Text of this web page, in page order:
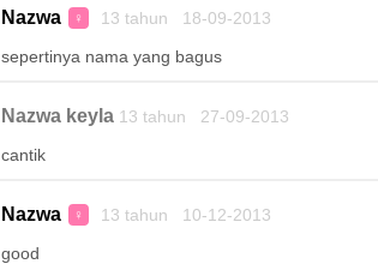
Nazwa ♀ 13 tahun 18-09-2013
sepertinya nama yang bagus
Nazwa keyla13 tahun 27-09-2013
cantik
Nazwa ♀ 13 tahun 10-12-2013
good